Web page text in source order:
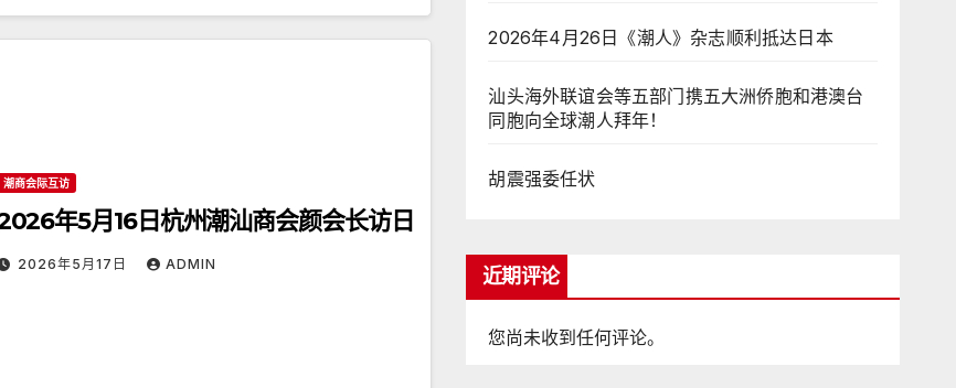
潮商会际互访
年5月16日杭州潮汕商会颜会长访日
2026年5月17日 ADMIN
2026年4月26日《潮人》杂志顺利抵达日本
汕头海外联谊会等五部门携五大洲侨胞和港澳台
同胞向全球潮人拜年！
胡震强委任状
近期评论
您尚未收到任何评论。